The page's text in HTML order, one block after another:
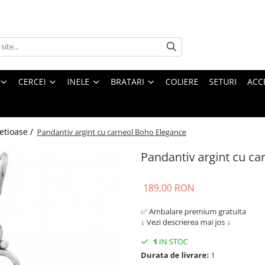
CERCEI INELE BRATARI COLIERE SETURI
/ Pandantiv argint cu carneol Boho Elegance
Pandantiv argint cu
189,00 RON
✅ Ambalare premium gratuita
↓ Vezi descrierea mai jos ↓
1 IN STOC
Durata de livrare: 1